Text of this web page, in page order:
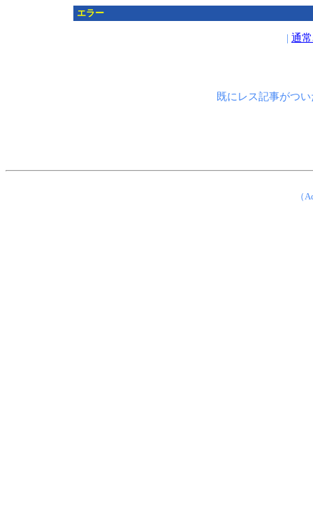
エラー
| 通
既にレス記事がつ
（